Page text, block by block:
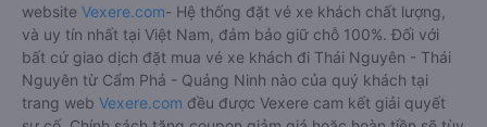
website Vexere.com- Hệ thống đặt vé xe khách chất lượng,
và uy tín nhất tại Việt Nam, đảm bảo giữ chỗ 100%. Đối với
bất cứ giao dịch đặt mua vé xe khách đi Thái Nguyên - Thái
Nguyên từ Cẩm Phả - Quảng Ninh nào của quý khách tại
trang web Vexere.com đều được Vexere cam kết giải quyết